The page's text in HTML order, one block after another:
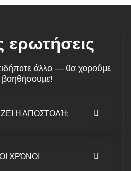
ερωτήσεις
άλλο — θα χαρούμε
βοηθήσουμε!
Η ΑΠΟΣΤΟΛΉ;
ΧΡΌΝΟΙ